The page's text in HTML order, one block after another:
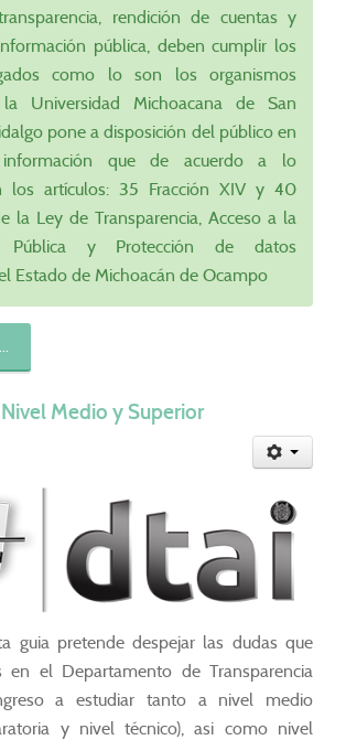
rendición de cuentas y
pública, deben cumplir los
como lo son los organismos
Universidad Michoacana de San
pone a disposición del público en
que de acuerdo a lo
los artículos: 35 Fracción XIV y 40
la Ley de Transparencia, Acceso a la
Pública y Protección de datos
Estado de Michoacán de Ocampo
Medio y Superior
guia pretende despejar las dudas que
en el Departamento de Transparencia
a estudiar tanto a nivel medio
y nivel técnico), asi como nivel